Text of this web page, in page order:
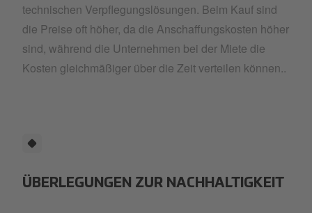
technischen Verpflegungslösungen. Beim Kauf sind
die Preise oft höher, da die Anschaffungskosten höher
sind, während die Unternehmen bei der Miete die
Kosten gleichmäßiger über die Zeit verteilen können..
ÜBERLEGUNGEN ZUR NACHHALTIGKEIT